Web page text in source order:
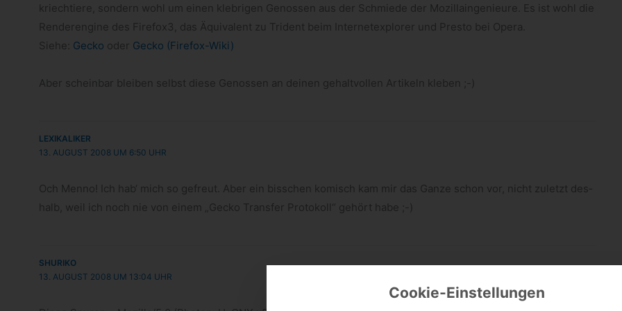
kriech­tiere, son­dern wohl um einen kleb­ri­gen Genos­sen aus der Schmiede der Mozil­la­in­ge­nieure. Es ist wohl die
Ren­deren­gine des Firefox3, das Äqui­va­lent zu Trident beim Inter­net­ex­plo­rer und Presto bei Opera.
Siehe: Gecko oder Gecko (Firefox-​Wiki)
Aber schein­bar blei­ben selbst diese Genos­sen an dei­nen gehalt­vol­len Arti­keln kleben ;-)
LEXIKALIKER
13. AUGUST 2008 UM 6:50 UHR
Och Menno! Ich hab‘ mich so gefreut. Aber ein biss­chen komisch kam mir das Ganze schon vor, nicht zuletzt des­
halb, weil ich noch nie von einem „Gecko Trans­fer Pro­to­koll“ gehört habe ;-)
SHURIKO
13. AUGUST 2008 UM 13:04 UHR
Cookie-Einstellungen